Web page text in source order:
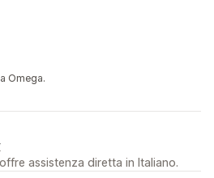
Omega.
assistenza diretta in Italiano.